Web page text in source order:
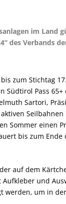
im Land
des Verbands
zum Stichtag
Südtirol Pass
Sartori,
Sommer einen
bis zum Ende
auf dem
und
um in